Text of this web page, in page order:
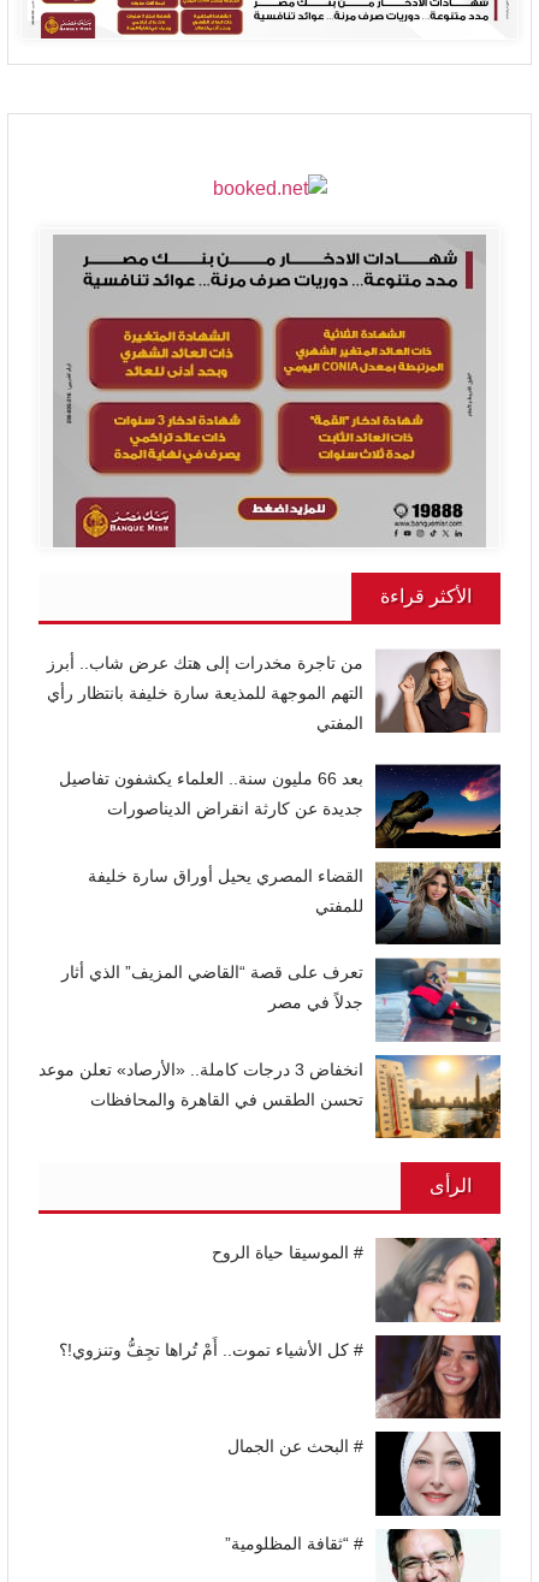
الأكثر قراءة
من تاجرة مخدرات إلى هتك عرض شاب.. أبرز
التهم الموجهة للمذيعة سارة خليفة بانتظار رأي
المفتي
بعد 66 مليون سنة.. العلماء يكشفون تفاصيل
جديدة عن كارثة انقراض الديناصورات
القضاء المصري يحيل أوراق سارة خليفة
للمفتي
تعرف على قصة “القاضي المزيف” الذي أثار
جدلاً في مصر
انخفاض 3 درجات كاملة.. «الأرصاد» تعلن موعد
تحسن الطقس في القاهرة والمحافظات
الرأى
# الموسيقا حياة الروح
# كل الأشياء تموت.. أَمْ تُراها تجِفُّ وتنزوي!؟
# البحث عن الجمال
# “ثقافة المظلومية”